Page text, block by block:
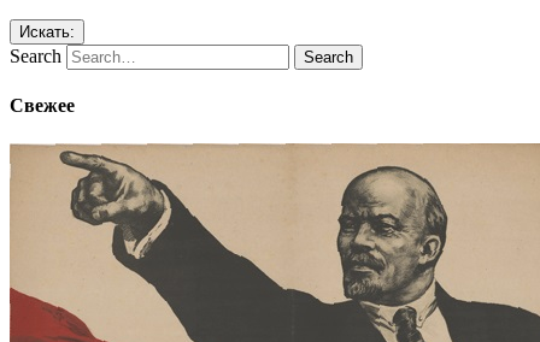
Искать:
Search
Свежее